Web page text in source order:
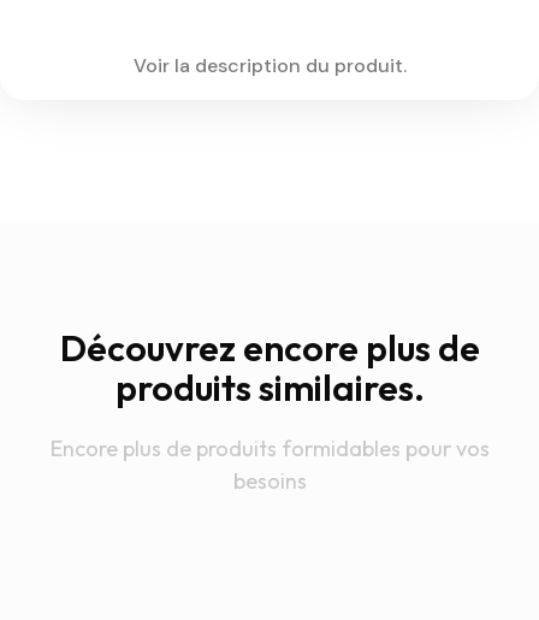
Voir la description du produit.
Découvrez encore plus de
produits similaires.
Encore plus de produits formidables pour vos
besoins